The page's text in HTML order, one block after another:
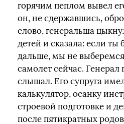
горячим пеплом вывел
он, не сдержавшись,
слово, генеральша
детей и сказала: если
дальше, мы не
самолет сейчас. Генерал
слышал. Его супруга
калькулятор, осанку
строевой подготовке и
после пятикратных